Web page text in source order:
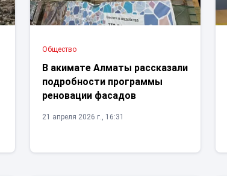
Общество
В акимате Алматы рассказали
подробности программы
реновации фасадов
21 апреля 2026 г., 16:31